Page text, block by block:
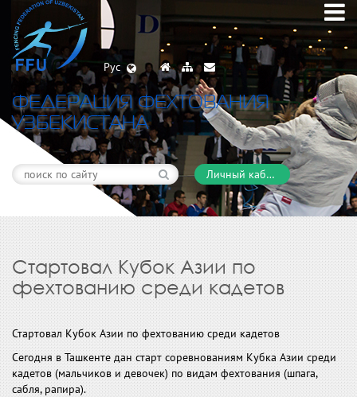
Рус
ФЕДЕРАЦИЯ ФЕХТОВАНИЯ
УЗБЕКИСТАНА
Личный кабинет
Стартовал Кубок Азии по
фехтованию среди кадетов
Стартовал Кубок Азии по фехтованию среди кадетов
Сегодня в Ташкенте дан старт соревнованиям Кубка Азии среди
кадетов (мальчиков и девочек) по видам фехтования (шпага,
сабля, рапира).